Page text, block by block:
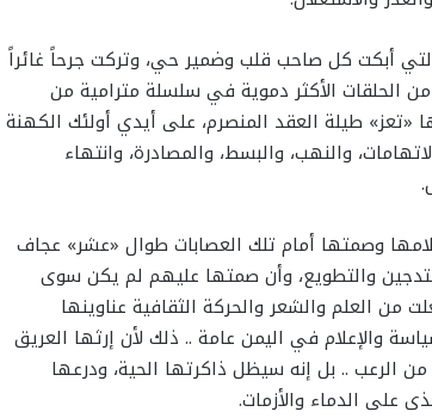
التي أبكت كل صاحب قلب وضمير حي، وتركت جرحاً غائراً
الحلقات الأكثر دموية في سلسلة مترامية من
«تعز» طيلة العقد المنصرم، على أيدي أولئك الكهنة
والنهب، والبسط، والمصادرة، وانتهاء
وصمتها أمام تلك العصابات طوال «عشر» عجاف
والتطويع، وأن صمتها عليهم لم يكن سوى
العلم والشعر والحركة الثقافية عناوينها
والإعلام في اليمن عامة .. ذلك لأن إرثها العريق
.. بل إنه سيظل ذاكرتها الحية، ودرعها
على الدماء والأزمات.